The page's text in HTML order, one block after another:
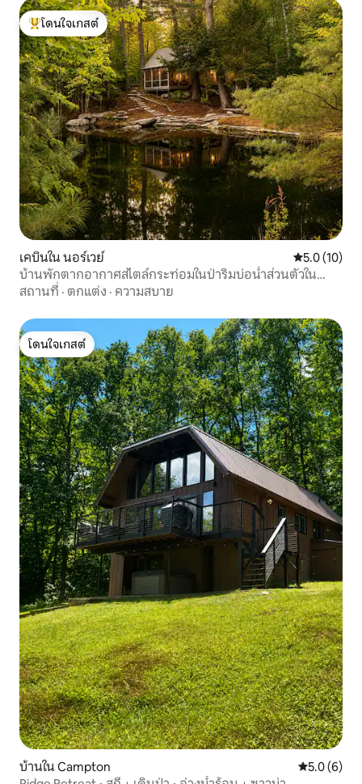
โดนใจเกสต์ที่สุด
โดนใจเกสต์
เคบินใน นอร์เวย์ คะแนนเฉลี่ย
5.0 (10)
บ้านพักตากอากาศสไตล์กระท่อมในป่าริมบ่อน้ำส่วนตัวใน
นอร์เวย์
สถานที่ · ตกแต่ง · ความสบาย
โดนใจเกสต์
โดนใจเกสต์
บ้านใน Campton คะแนนเฉลี่
5.0 (6)